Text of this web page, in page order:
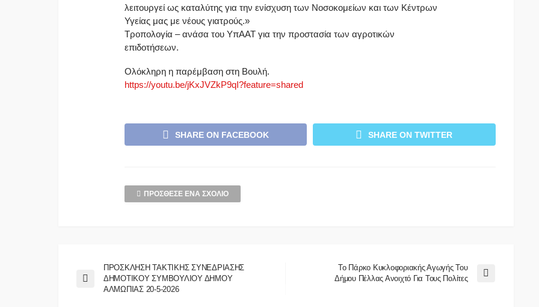
λειτουργεί ως καταλύτης για την ενίσχυση των Νοσοκομείων και των Κέντρων
Υγείας μας με νέους γιατρούς.»
Τροπολογία – ανάσα του ΥπΑΑΤ για την προστασία των αγροτικών
επιδοτήσεων.
Ολόκληρη η παρέμβαση στη Βουλή.
https://youtu.be/jKxJVZkP9qI?feature=shared
SHARE ON FACEBOOK SHARE ON TWITTER
ΠΡΌΣΘΕΣΕ ΈΝΑ ΣΧΌΛΙΟ
ΠΡΟΣΚΛΗΣΗ ΤΑΚΤΙΚΗΣ ΣΥΝΕΔΡΙΑΣΗΣ
ΔΗΜΟΤΙΚΟΥ ΣΥΜΒΟΥΛΙΟΥ ΔΗΜΟΥ
ΑΛΜΩΠΙΑΣ 20-5-2026
Το Πάρκο Κυκλοφοριακής Αγωγής Του
Δήμου Πέλλας Ανοιχτό Για Τους Πολίτες